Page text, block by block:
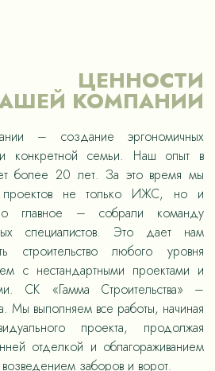
ЦЕННОСТИ
КОМПАНИИ
– создание эргономичных
конкретной семьи. Наш опыт в
более 20 лет. За это время мы
проектов не только ИЖС, но и
главное – собрали команду
специалистов. Это дает нам
строительство любого уровня
с нестандартными проектами и
СК «Гамма Строительства» –
Мы выполняем все работы, начиная
проекта, продолжая
отделкой и облагораживанием
возведением заборов и ворот.